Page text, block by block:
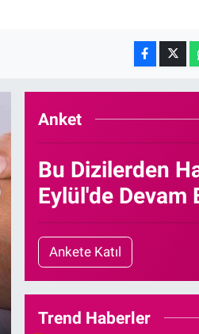
Anket
Bu Dizilerden
Eylül'de Devam
Ankete Katıl
Trend Haberler